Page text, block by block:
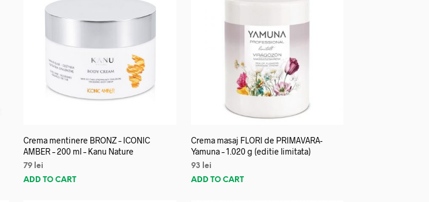
Crema mentinere BRONZ – ICONIC
AMBER – 200 ml – Kanu Nature
79 lei
ADD TO CART
Crema masaj FLORI de PRIMAVARA-
Yamuna – 1.020 g (editie limitata)
93
lei
ADD TO CART